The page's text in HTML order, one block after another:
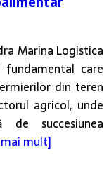
Marina Logistica
care
din teren
agricol, unde
succesiunea
mult]